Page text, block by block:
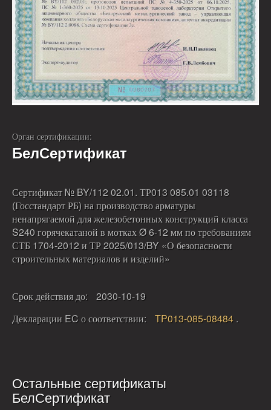
Орган сертификации:
БелСертификат
Сертификат № BY/112 02.01. ТР013 085.01 03118
(Госстандарт РБ) на производство арматуры
ненапрягаемой для железобетонных конструкций класса
S240 горячекатаной в мотках Ø 6-12 мм по требованиям
СТБ 1704-2012 и ТР 2025/013/BY «О безопасности
строительных материалов и изделий»
Срок действия до:
2030-10-19
Декларации EC о соответствии:
TP013-085-08484 .
Остальные сертификаты
БелСертификат